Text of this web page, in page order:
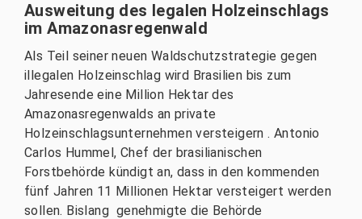
Ausweitung des legalen Holzeinschlags
im Amazonasregenwald
Als Teil seiner neuen Waldschutzstrategie gegen
illegalen Holzeinschlag wird Brasilien bis zum
Jahresende eine Million Hektar des
Amazonasregenwalds an private
Holzeinschlagsunternehmen versteigern . Antonio
Carlos Hummel, Chef der brasilianischen
Forstbehörde kündigt an, dass in den kommenden
fünf Jahren 11 Millionen Hektar versteigert werden
sollen. Bislang genehmigte die Behörde